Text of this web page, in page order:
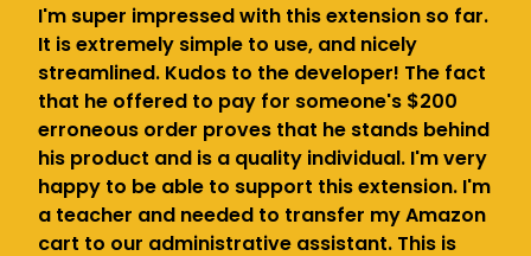
I'm super impressed with this extension so far.
It is extremely simple to use, and nicely
streamlined. Kudos to the developer! The fact
that he offered to pay for someone's $200
erroneous order proves that he stands behind
his product and is a quality individual. I'm very
happy to be able to support this extension. I'm
a teacher and needed to transfer my Amazon
cart to our administrative assistant. This is